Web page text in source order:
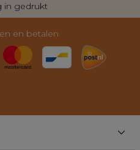
in gedrukt
en betalen